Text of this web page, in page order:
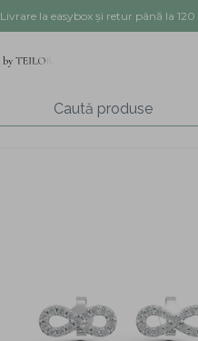
Livrare la easybox și retur până la 120